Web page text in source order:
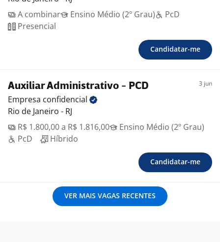
A combinar
Ensino Médio (2º Grau)
PcD
Presencial
Candidatar-me
Auxiliar Administrativo - PCD 3 jun
Empresa confidencial
Rio de Janeiro - RJ
R$ 1.800,00 a R$ 1.816,00
Ensino Médio (2º Grau)
PcD
Híbrido
Candidatar-me
VER MAIS VAGAS RECENTES